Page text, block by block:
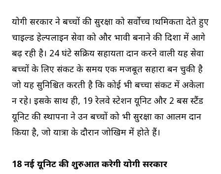
योगी सरकार ने बच्चों की सुरक्षा को सर्वोच्च प्राथमिकता देते हुए
चाइल्ड हेल्पलाइन सेवा को और प्रभावी बनाने की दिशा में आगे
बढ़ रही है। 24 घंटे सक्रिय सहायता प्रदान करने वाली यह सेवा
बच्चों के लिए संकट के समय एक मजबूत सहारा बन चुकी है
जो यह सुनिश्चित करती है कि कोई भी बच्चा संकट में अकेला
न रहे। इसके साथ ही, 19 रेलवे स्टेशन यूनिट और 2 बस स्टैंड
यूनिट की स्थापना ने उन बच्चों को भी सुरक्षा का आलम प्रदान
किया है, जो यात्रा के दौरान जोखिम में होते हैं।
18 नई यूनिट की शुरुआत करेगी योगी सरकार